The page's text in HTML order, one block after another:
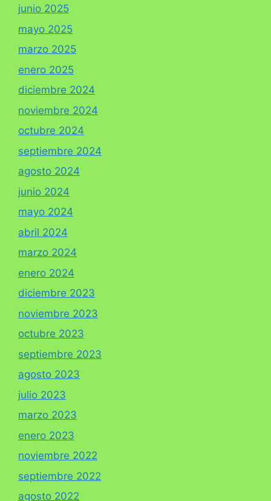
junio 2025
mayo 2025
marzo 2025
enero 2025
diciembre 2024
noviembre 2024
octubre 2024
septiembre 2024
agosto 2024
junio 2024
mayo 2024
abril 2024
marzo 2024
enero 2024
diciembre 2023
noviembre 2023
octubre 2023
septiembre 2023
agosto 2023
julio 2023
marzo 2023
enero 2023
noviembre 2022
septiembre 2022
agosto 2022